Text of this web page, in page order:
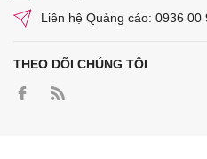
Liên hệ Quảng cáo: 0936 00
THEO DÕI CHÚNG TÔI